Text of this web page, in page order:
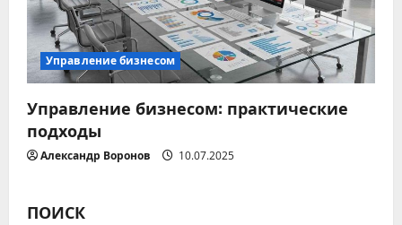
Управление бизнесом
Управление бизнесом: практические
подходы
Александр Воронов 10.07.2025
ПОИСК